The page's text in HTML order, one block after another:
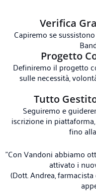
Verifica
Capiremo se
Progetto
Definiremo il progetto
sulle necessità,
Tutto
Seguiremo e
iscrizione in
fino
"Con Vandoni abbiamo
attivato i
(Dott. Andrea,